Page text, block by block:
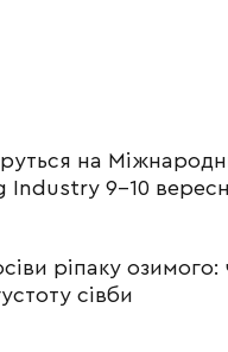
на
Industry 9-10
ріпаку озимого:
сівби